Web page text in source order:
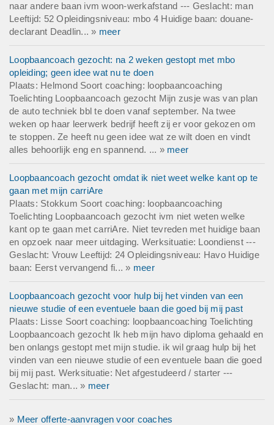
naar andere baan ivm woon-werkafstand --- Geslacht: man
Leeftijd: 52 Opleidingsniveau: mbo 4 Huidige baan: douane-
declarant Deadlin... » meer
Loopbaancoach gezocht: na 2 weken gestopt met mbo
opleiding; geen idee wat nu te doen
Plaats: Helmond Soort coaching: loopbaancoaching
Toelichting Loopbaancoach gezocht Mijn zusje was van plan
de auto techniek bbl te doen vanaf september. Na twee
weken op haar leerwerk bedrijf heeft zij er voor gekozen om
te stoppen. Ze heeft nu geen idee wat ze wilt doen en vindt
alles behoorlijk eng en spannend. ... » meer
Loopbaancoach gezocht omdat ik niet weet welke kant op te
gaan met mijn carriAre
Plaats: Stokkum Soort coaching: loopbaancoaching
Toelichting Loopbaancoach gezocht ivm niet weten welke
kant op te gaan met carriAre. Niet tevreden met huidige baan
en opzoek naar meer uitdaging. Werksituatie: Loondienst ---
Geslacht: Vrouw Leeftijd: 24 Opleidingsniveau: Havo Huidige
baan: Eerst vervangend fi... » meer
Loopbaancoach gezocht voor hulp bij het vinden van een
nieuwe studie of een eventuele baan die goed bij mij past
Plaats: Lisse Soort coaching: loopbaancoaching Toelichting
Loopbaancoach gezocht Ik heb mijn havo diploma gehaald en
ben onlangs gestopt met mijn studie. ik wil graag hulp bij het
vinden van een nieuwe studie of een eventuele baan die goed
bij mij past. Werksituatie: Net afgestudeerd / starter ---
Geslacht: man... » meer
» Meer offerte-aanvragen voor coaches